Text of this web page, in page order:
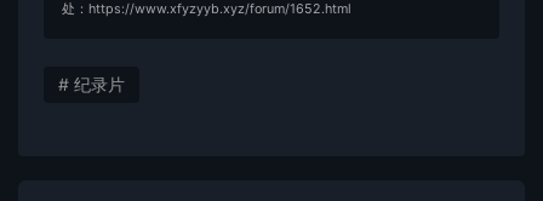
处：https://www.xfyzyyb.xyz/forum/1652.html
# 纪录片